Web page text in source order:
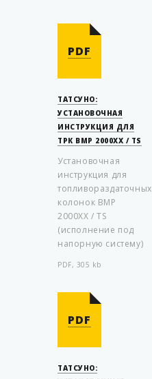
PDF
ТАТСУНО:
УСТАНОВОЧНАЯ
ИНСТРУКЦИЯ ДЛЯ
ТРК ВМР 2000XX / TS
Установочная
инструкция для
топливораздаточных
колонок ВМР
2000XX / TS
(исполнение под
напорную систему)
PDF, 305 kb
PDF
ТАТСУНО: